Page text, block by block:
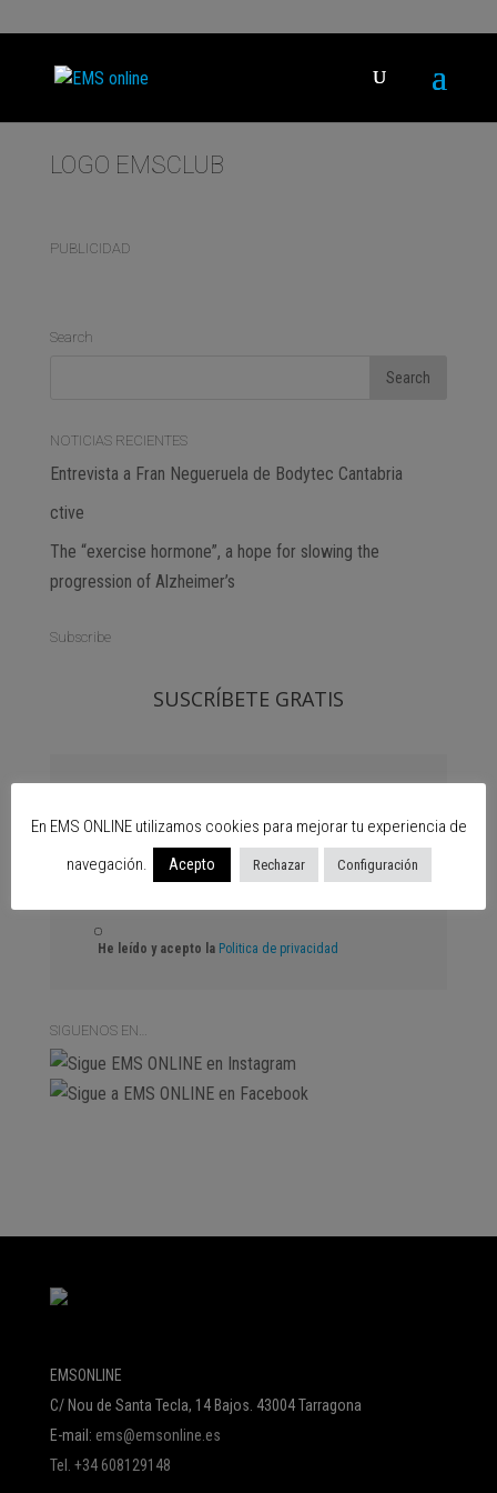
LOGO EMSCLUB
PUBLICIDAD
Search
NOTICIAS RECIENTES
Entrevista a Fran Negueruela de Bodytec Cantabria
ctive
The “exercise hormone”, a hope for slowing the
progression of Alzheimer’s
Subscribe
SUSCRÍBETE GRATIS
SUSCRIBIR
He leído y acepto la Politica de privacidad
SIGUENOS EN…
EMSONLINE
C/ Nou de Santa Tecla, 14 Bajos. 43004 Tarragona
E-mail: ems@emsonline.es
Tel. +34 608129148
En EMS ONLINE utilizamos cookies para mejorar tu experiencia de
navegación.
Acepto Rechazar Configuración